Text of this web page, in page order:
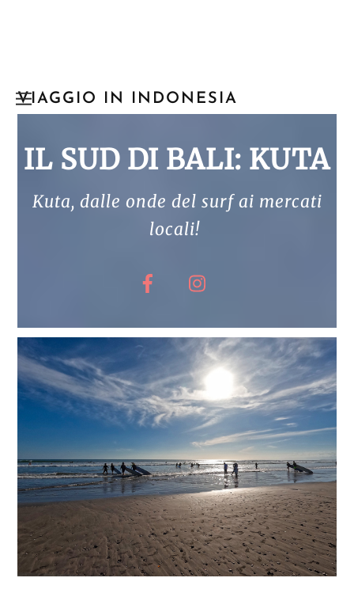
Skip
content
Menu
VIAGGIO IN INDONESIA
IL SUD DI BALI: KUTA
Kuta, dalle onde del surf ai mercati
locali!